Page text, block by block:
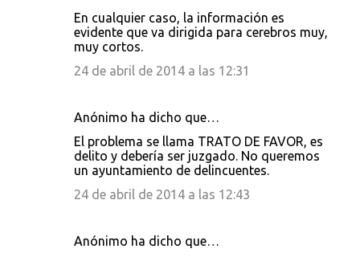
En cualquier caso, la información es
evidente que va dirigida para cerebros muy,
muy cortos.
24 de abril de 2014 a las 12:31
Anónimo ha dicho que…
El problema se llama TRATO DE FAVOR, es
delito y debería ser juzgado. No queremos
un ayuntamiento de delincuentes.
24 de abril de 2014 a las 12:43
Anónimo ha dicho que…